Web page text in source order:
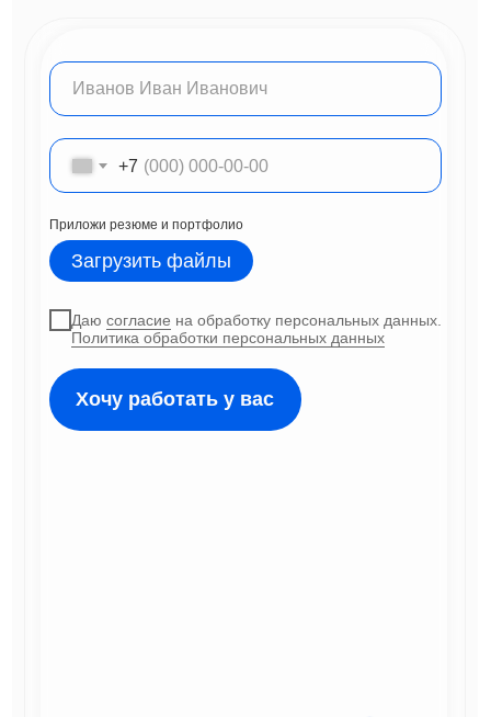
+7
Приложи резюме и портфолио
Загрузить файлы
Даю согласие на обработку персональных данных.
Политика обработки персональных данных
Хочу работать у вас